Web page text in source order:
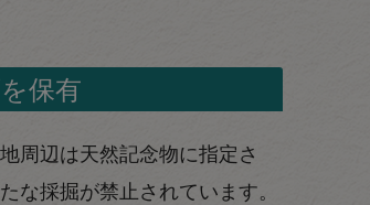
保有
周辺は天然記念物に指定さ
な採掘が禁止されています。